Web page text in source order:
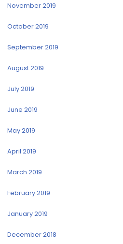
November 2019
October 2019
September 2019
August 2019
July 2019
June 2019
May 2019
April 2019
March 2019
February 2019
January 2019
December 2018